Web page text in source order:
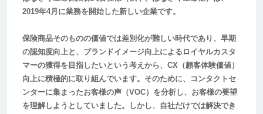
2019年4月に業務を開始した新しい企業です。
保険商品そのものの価値では差別化が難しい時代であり、早期
の認知度向上と、ブランドイメージ向上によるロイヤルカスタ
マーの獲得を目指したいという考えから、CX（顧客体験価値）
向上に積極的に取り組んでいます。そのために、コンタクトセ
ンターに集まったお客様の声（VOC）を分析し、お客様の要望
を理解しようとしていました。しかし、自社だけでは解決でき